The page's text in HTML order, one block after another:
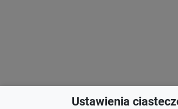
Ustawienia